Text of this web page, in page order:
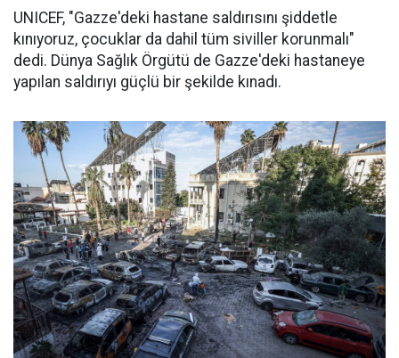
UNICEF, "Gazze'deki hastane saldırısını şiddetle
kınıyoruz, çocuklar da dahil tüm siviller korunmalı"
dedi. Dünya Sağlık Örgütü de Gazze'deki hastaneye
yapılan saldırıyı güçlü bir şekilde kınadı.